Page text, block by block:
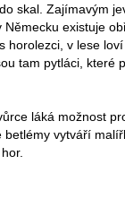
skal. Zajímavým
Německu existuje
horolezci, v lese
tam pytláci, které
láká možnost
betlémy vytváří